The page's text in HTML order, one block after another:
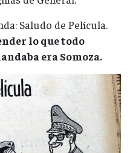
Saludo de Película.
lo que todo
era Somoza.